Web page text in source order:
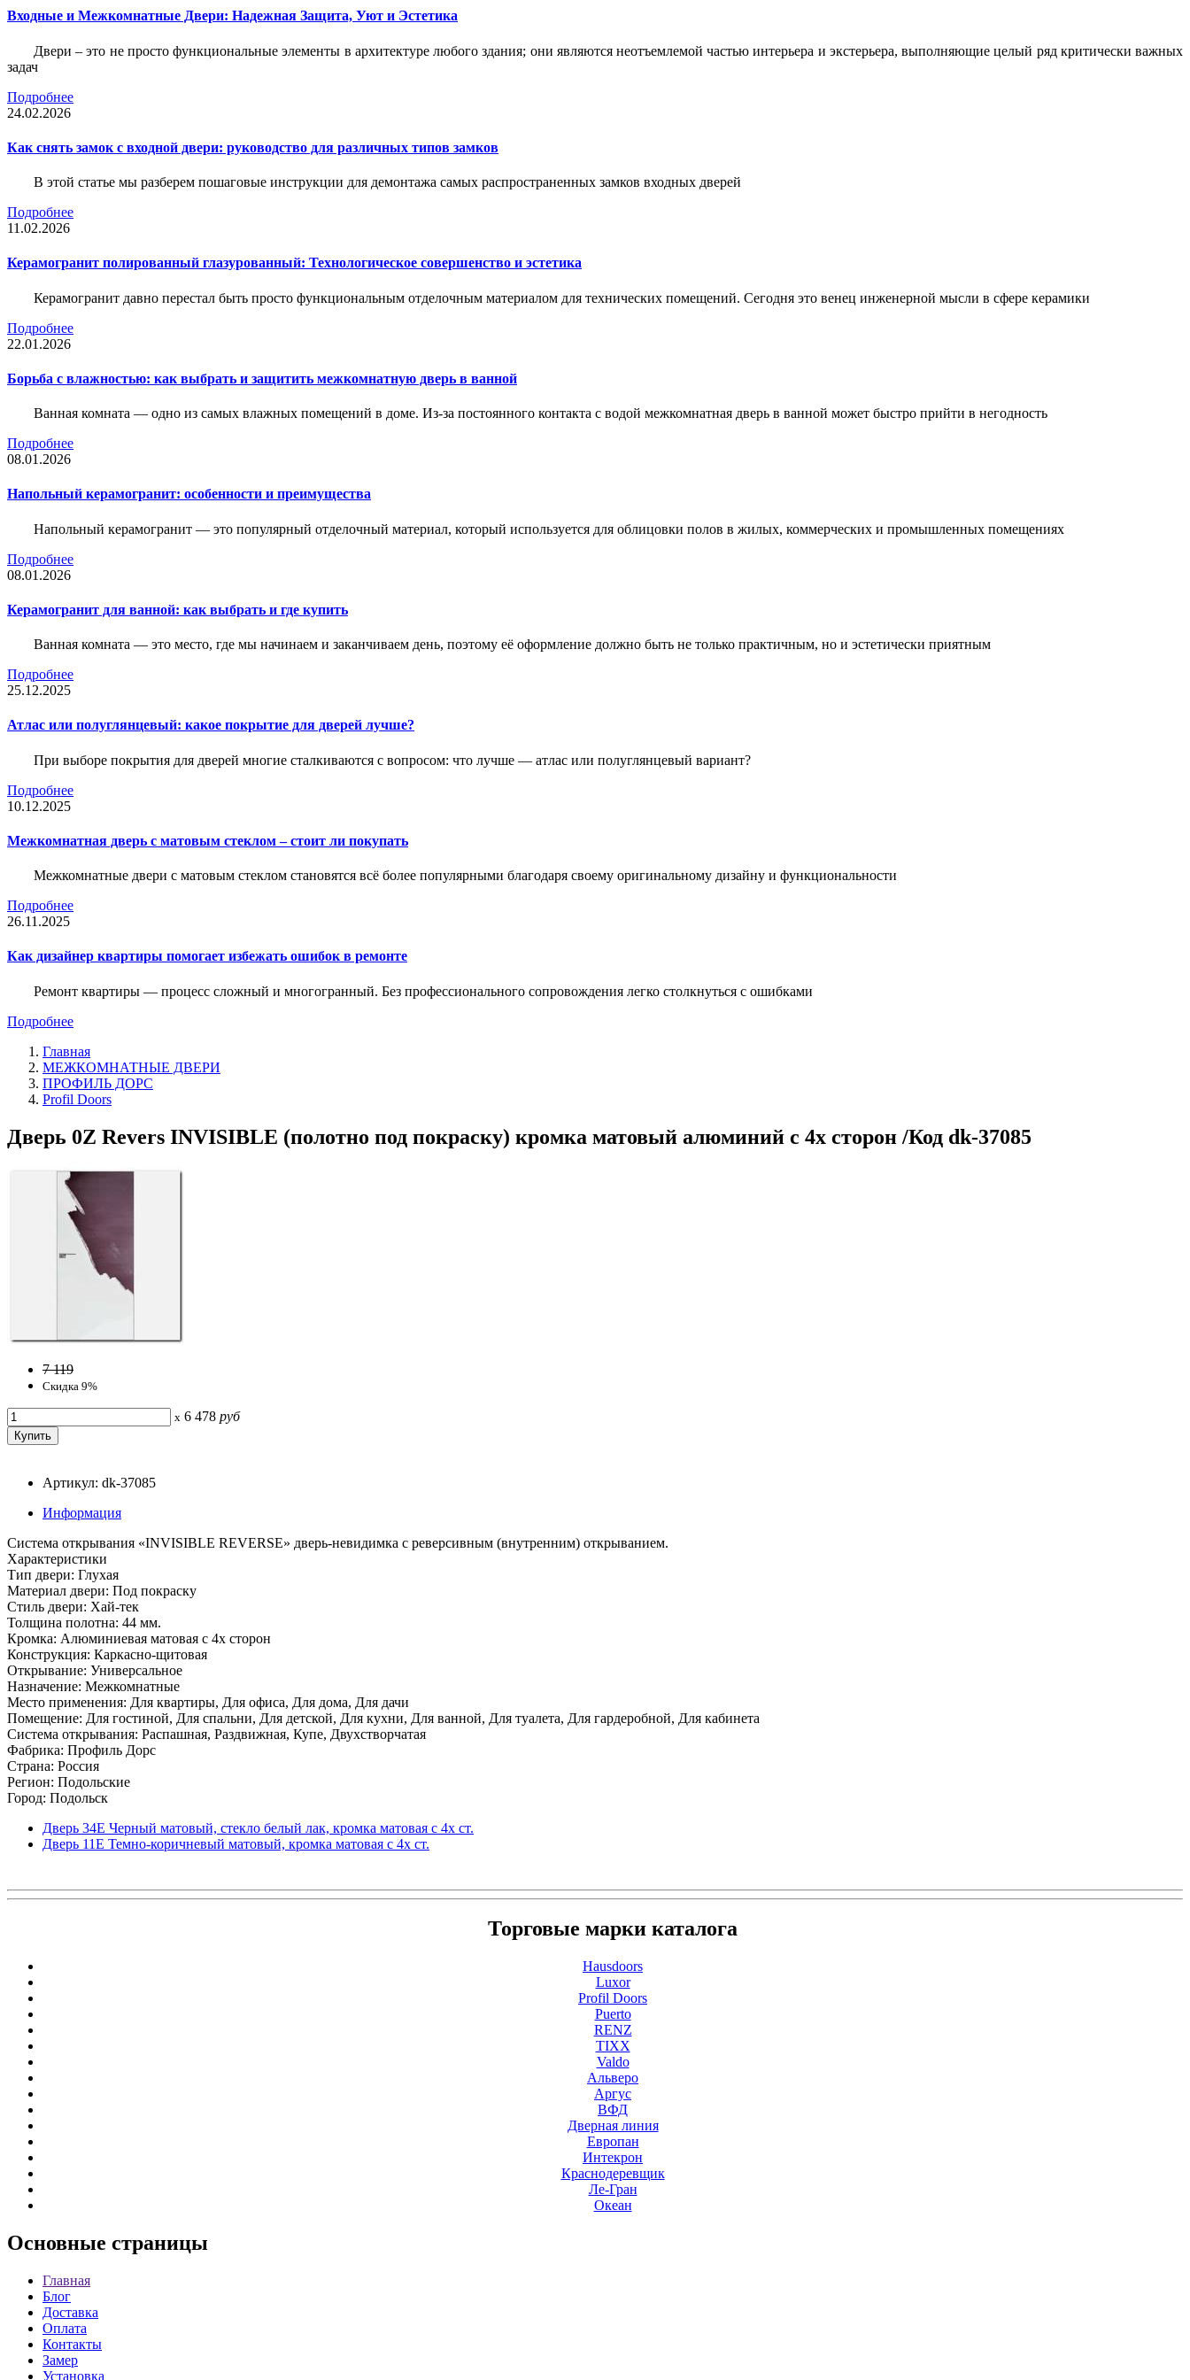
Входные и Межкомнатные Двери: Надежная Защита, Уют и Эстетика
Двери – это не просто функциональные элементы в архитектуре любого здания; они являются неотъемлемой частью интерьера и экстерьера, выполняющие целый ряд критически важных
задач
Подробнее
24.02.2026
Как снять замок с входной двери: руководство для различных типов замков
В этой статье мы разберем пошаговые инструкции для демонтажа самых распространенных замков входных дверей
Подробнее
11.02.2026
Керамогранит полированный глазурованный: Технологическое совершенство и эстетика
Керамогранит давно перестал быть просто функциональным отделочным материалом для технических помещений. Сегодня это венец инженерной мысли в сфере керамики
Подробнее
22.01.2026
Борьба с влажностью: как выбрать и защитить межкомнатную дверь в ванной
Ванная комната — одно из самых влажных помещений в доме. Из-за постоянного контакта с водой межкомнатная дверь в ванной может быстро прийти в негодность
Подробнее
08.01.2026
Напольный керамогранит: особенности и преимущества
Напольный керамогранит — это популярный отделочный материал, который используется для облицовки полов в жилых, коммерческих и промышленных помещениях
Подробнее
08.01.2026
Керамогранит для ванной: как выбрать и где купить
Ванная комната — это место, где мы начинаем и заканчиваем день, поэтому её оформление должно быть не только практичным, но и эстетически приятным
Подробнее
25.12.2025
Атлас или полуглянцевый: какое покрытие для дверей лучше?
При выборе покрытия для дверей многие сталкиваются с вопросом: что лучше — атлас или полуглянцевый вариант?
Подробнее
10.12.2025
Межкомнатная дверь с матовым стеклом – стоит ли покупать
Межкомнатные двери с матовым стеклом становятся всё более популярными благодаря своему оригинальному дизайну и функциональности
Подробнее
26.11.2025
Как дизайнер квартиры помогает избежать ошибок в ремонте
Ремонт квартиры — процесс сложный и многогранный. Без профессионального сопровождения легко столкнуться с ошибками
Подробнее
Главная
МЕЖКОМНАТНЫЕ ДВЕРИ
ПРОФИЛЬ ДОРС
Profil Doors
Дверь 0Z Revers INVISIBLE (полотно под покраску) кромка матовый алюминий с 4х сторон /Код dk-37085
7 119
Скидка 9%
x 6 478 руб
Артикул: dk-37085
Информация
Система открывания «INVISIBLE REVERSE» дверь-невидимка с реверсивным (внутренним) открыванием.
Характеристики
Тип двери: Глухая
Материал двери: Под покраску
Стиль двери: Хай-тек
Толщина полотна: 44 мм.
Кромка: Алюминиевая матовая с 4х сторон
Конструкция: Каркасно-щитовая
Открывание: Универсальное
Назначение: Межкомнатные
Место применения: Для квартиры, Для офиса, Для дома, Для дачи
Помещение: Для гостиной, Для спальни, Для детской, Для кухни, Для ванной, Для туалета, Для гардеробной, Для кабинета
Система открывания: Распашная, Раздвижная, Купе, Двухстворчатая
Фабрика: Профиль Дорс
Страна: Россия
Регион: Подольские
Город: Подольск
Дверь 34Е Черный матовый, стекло белый лак, кромка матовая с 4х ст.
Дверь 11Е Темно-коричневый матовый, кромка матовая с 4х ст.
Торговые марки каталога
Hausdoors
Luxor
Profil Doors
Puerto
RENZ
TIXX
Valdo
Альверо
Аргус
ВФД
Дверная линия
Европан
Интекрон
Краснодеревщик
Ле-Гран
Океан
Основные страницы
Главная
Блог
Доставка
Оплата
Контакты
Замер
Установка